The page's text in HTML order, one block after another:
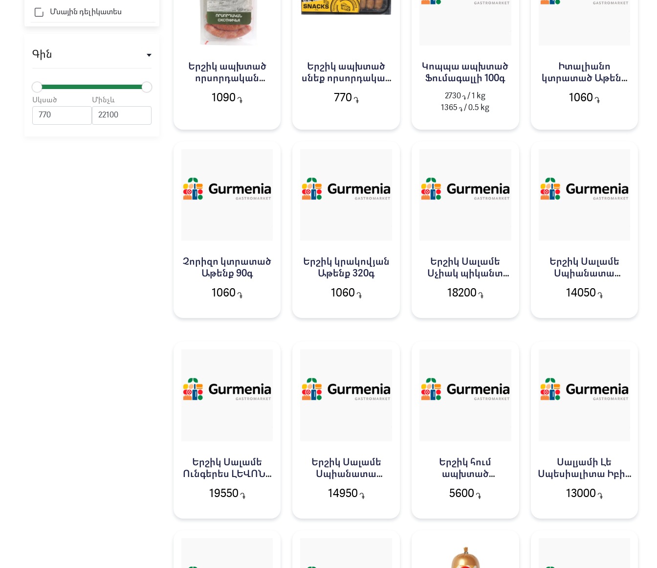
Մսային դելիկատես
Գին
Սկսած Մինչև
Երշիկ ապխտած
որսորդական
1090 ֏
Երշիկ ապխտած
սնեք որսորդական
770 ֏
Կոպպա ապխտած
Ֆումագալլի 100գ
2730֏/ 1 kg
1365 ֏/0.5 kg
Իտալիանո
կտրատած Աթենք
1060 ֏
Չորիզո կտրատած
Աթենք 90գ
1060 ֏
Երշիկ կրակովյան
Աթենք 320գ
1060 ֏
Երշիկ Սալամե
Սչիակ պիկանտ
ԼԵՎՈՆԻ կգ 4170
18200 ֏
Երշիկ Սալամե
Սպիանատա
Ռոմանա ԻԲԻՍ կգ
3457
14050 ֏
Երշիկ Սալամե
Ունգերես ԼԵՎՈՆԻ
19550 ֏
Երշիկ Սալամե
Սպիանատա
3458
14950 ֏
Երշիկ հում
ապխտած
5600 ֏
Սալյամի Լե
Սպեսիալիտա Իբիս
13000 ֏